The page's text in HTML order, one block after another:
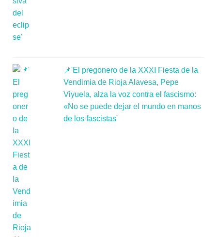
📌'El pregonero de la XXXI Fiesta de la
Vendimia de Rioja Alavesa, Pepe
Viyuela, alza la voz contra el fascismo:
«No se puede dejar el mundo en manos
de los fascistas'